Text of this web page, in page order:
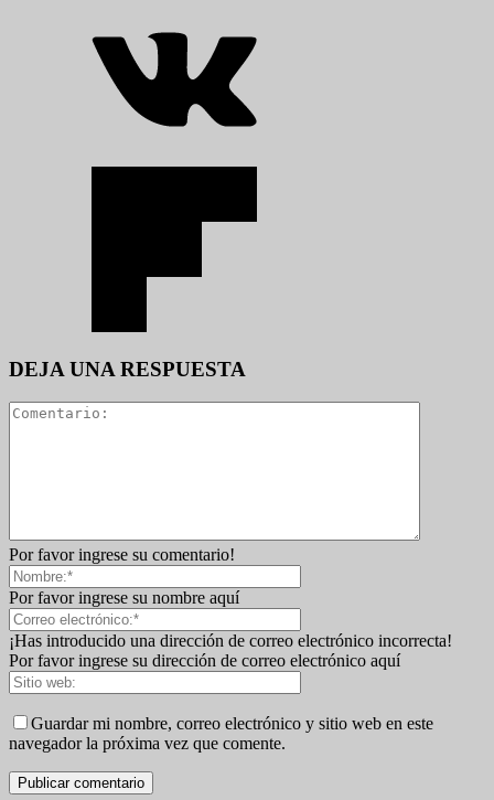
DEJA UNA RESPUESTA
Por favor ingrese su comentario!
Por favor ingrese su nombre aquí
¡Has introducido una dirección de correo electrónico incorrecta!
Por favor ingrese su dirección de correo electrónico aquí
Guardar mi nombre, correo electrónico y sitio web en este
navegador la próxima vez que comente.